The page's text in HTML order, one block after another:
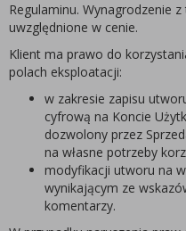
Regulaminu. Wynagrodzenie
uwzględnione w cenie.
Klient ma prawo do
polach eksploatacji:
w zakresie zapisu
cyfrową na Koncie
dozwolony przez
na własne potrzeby
modyfikacji utworu na
wynikającym ze
komentarzy.